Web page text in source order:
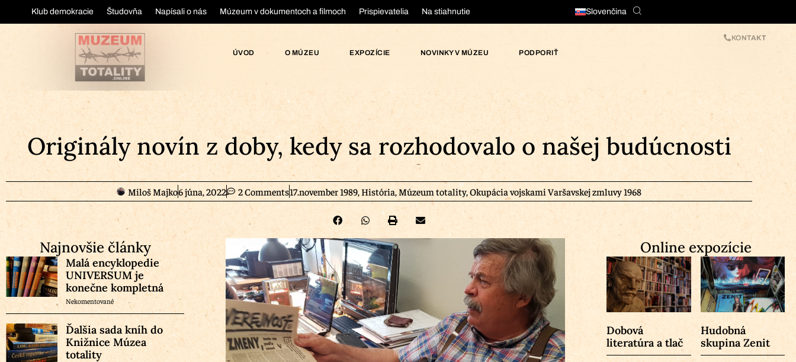
Klub demokracie Študovňa Napísali o nás Múzeum v dokumentoch a filmoch Prispievatelia Na stiahnutie Slovenčina
ÚVOD O MÚZEU EXPOZÍCIE NOVINKY V MÚZEU PODPORIŤ
KONTAKT
Originály novín z doby, kedy sa rozhodovalo o našej budúcnosti
Miloš Majko6 júna, 2022 2 Comments17.november 1989 História Múzeum totality, Okupácia vojskami Varšavskej zmluvy 1968
Najnovšie články
Malá encyklopedie
UNIVERSUM je
konečne kompletná
Nekomentované
Ďalšia sada kníh do
Knižnice Múzea
totality
Online expozície
Dobová
literatúra a tlač
Hudobná
skupina Zenit